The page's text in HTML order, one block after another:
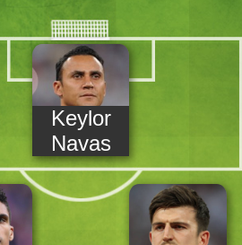
Keylor
Navas